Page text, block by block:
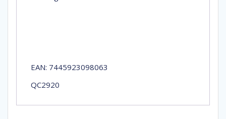
EAN: 7445923098063
QC2920